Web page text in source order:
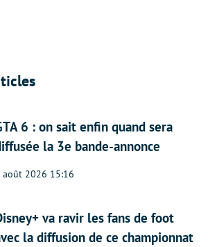
6 : on sait enfin quand sera
la 3e bande-annonce
août 2026 15:16
va ravir les fans de foot
la diffusion de ce championnat